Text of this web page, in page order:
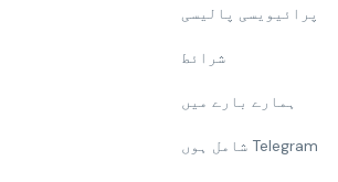
پرائیویسی پالیسی
شرائط
ہمارے بارے میں
شامل ہوں Telegram